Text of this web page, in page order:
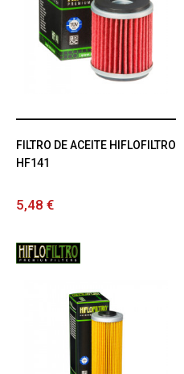
FILTRO DE ACEITE HIFLOFILTRO
HF141
5,48 €